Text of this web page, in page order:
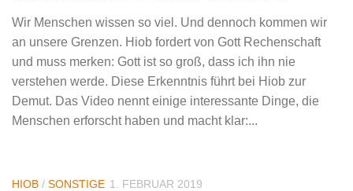
Wir Menschen wissen so viel. Und dennoch kommen wir
an unsere Grenzen. Hiob fordert von Gott Rechenschaft
und muss merken: Gott ist so groß, dass ich ihn nie
verstehen werde. Diese Erkenntnis führt bei Hiob zur
Demut. Das Video nennt einige interessante Dinge, die
Menschen erforscht haben und macht klar:...
HIOB / SONSTIGE 1. FEBRUAR 2019